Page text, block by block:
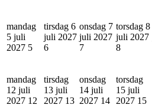
mandag
5 juli
2027 5
tirsdag 6
juli 2027
6
onsdag 7
juli 2027
7
torsdag 8
juli 2027
8
mandag
12 juli
2027 12
tirsdag
13 juli
2027 13
onsdag
14 juli
2027 14
torsdag
15 juli
2027 15